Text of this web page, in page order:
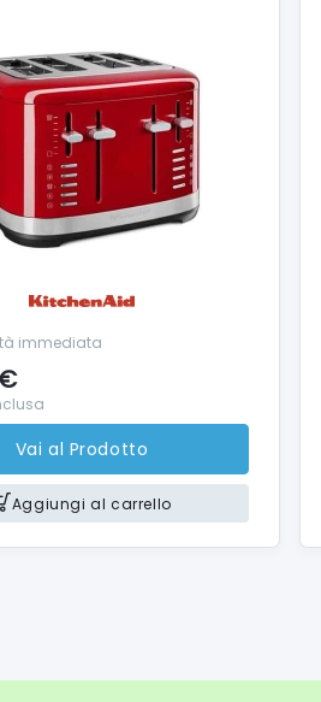
immediata
Vai al Prodotto
Aggiungi al carrello